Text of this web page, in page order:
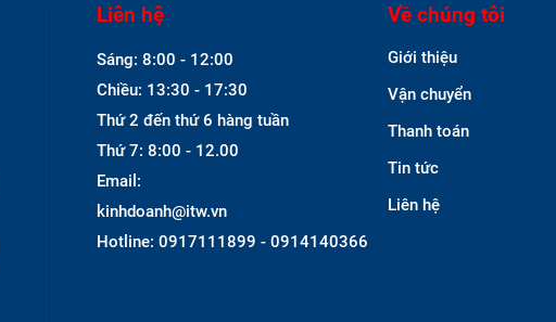
Liên hệ
Sáng: 8:00 - 12:00
Chiều: 13:30 - 17:30
Thứ 2 đến thứ 6 hàng tuần
Thứ 7: 8:00 - 12.00
Email:
kinhdoanh@itw.vn
Hotline: 0917111899 - 0914140366
Về chúng tôi
Giới thiệu
Vận chuyển
Thanh toán
Tin tức
Liên hệ